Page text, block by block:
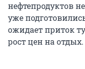
нефтепродуктов
уже
ожидает приток
рост цен на отдых.